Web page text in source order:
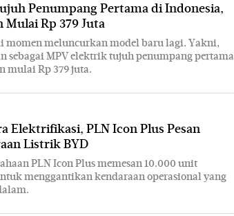
Penumpang Pertama di Indonesia,
Rp 379 Juta
momen meluncurkan model baru lagi. Yakni,
sebagai MPV elektrik tujuh penumpang pertama
mulai Rp 379 juta.
Elektrifikasi, PLN Icon Plus Pesan
Listrik BYD
PLN Icon Plus memesan 10.000 unit
menggantikan kendaraan operasional yang